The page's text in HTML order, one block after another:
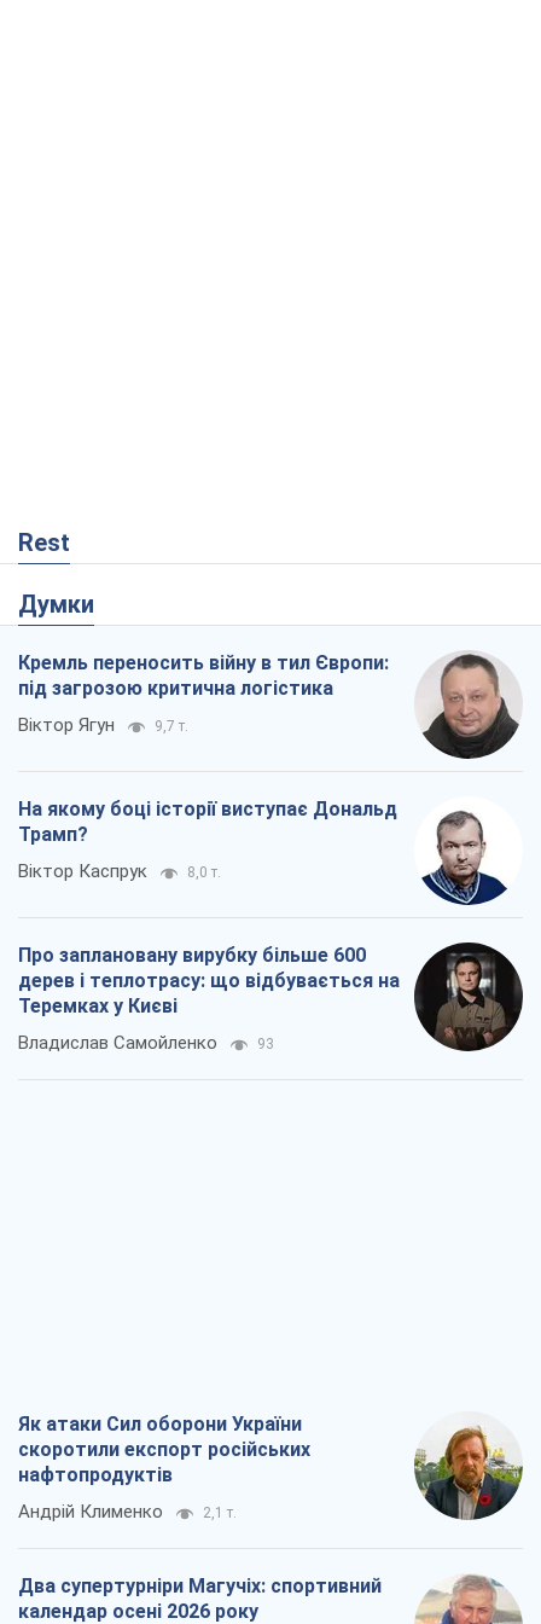
Rest
Думки
Кремль переносить війну в тил Європи:
під загрозою критична логістика
Віктор Ягун 9,7 т.
На якому боці історії виступає Дональд
Трамп?
Віктор Каспрук 8,0 т.
Про заплановану вирубку більше 600
дерев і теплотрасу: що відбувається на
Теремках у Києві
Владислав Самойленко 93
Як атаки Сил оборони України
скоротили експорт російських
нафтопродуктів
Андрій Клименко 2,1 т.
Два супертурніри Магучіх: спортивний
календар осені 2026 року